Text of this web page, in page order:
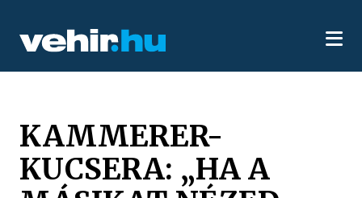
KAMMERER-
KUCSERA: „HA A